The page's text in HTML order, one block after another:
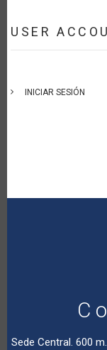
USER
INICIAR SESIÓN
Sede Central. 600